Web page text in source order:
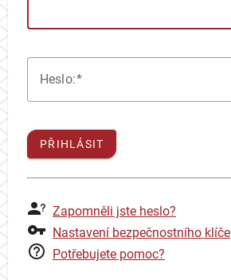
Heslo:
PŘIHLÁSIT
Zapomněli jste heslo?
Nastavení bezpečnostního klíče
Potřebujete pomoc?